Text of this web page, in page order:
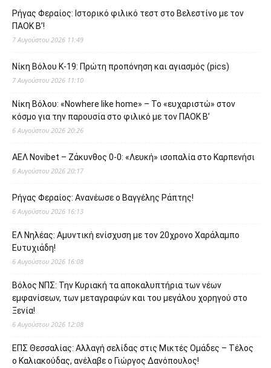
Ρήγας Φεραίος: Ιστορικό φιλικό τεστ στο Βελεστίνο με τον
ΠΑΟΚ Β’!
7 Αυγούστου 2026 11:49
Νίκη Βόλου Κ-19: Πρώτη προπόνηση και αγιασμός (pics)
7 Αυγούστου 2026 11:10
Νίκη Βόλου: «Nowhere like home» – Το «ευχαριστώ» στον
κόσμο για την παρουσία στο φιλικό με τον ΠΑΟΚ Β’
6 Αυγούστου 2026 20:26
ΑΕΛ Novibet – Ζάκυνθος 0-0: «Λευκή» ισοπαλία στο Καρπενήσι
6 Αυγούστου 2026 20:17
Ρήγας Φεραίος: Ανανέωσε ο Βαγγέλης Ράπτης!
6 Αυγούστου 2026 16:13
ΕΛ Νηλέας: Αμυντική ενίσχυση με τον 20χρονο Χαράλαμπο
Ευτυχιάδη!
6 Αυγούστου 2026 16:08
Βόλος ΝΠΣ: Την Κυριακή τα αποκαλυπτήρια των νέων
εμφανίσεων, των μεταγραφών και του μεγάλου χορηγού στο
Ξενία!
6 Αυγούστου 2026 12:08
ΕΠΣ Θεσσαλίας: Αλλαγή σελίδας στις Μικτές Ομάδες – Τέλος
ο Καλιακούδας, ανέλαβε ο Γιώργος Δανόπουλος!